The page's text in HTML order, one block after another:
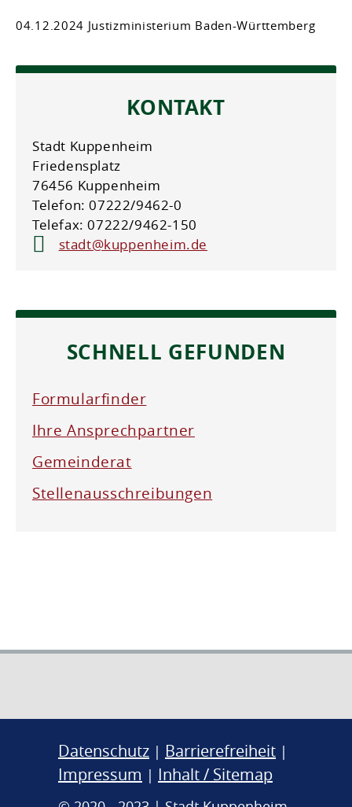
04.12.2024 Justizministerium Baden-Württemberg
KONTAKT
Stadt Kuppenheim
Friedensplatz
76456 Kuppenheim
Telefon: 07222/9462-0
Telefax: 07222/9462-150
stadt@kuppenheim.de
SCHNELL GEFUNDEN
Formularfinder
Ihre Ansprechpartner
Gemeinderat
Stellenausschreibungen
Datenschutz | Barrierefreiheit |
Impressum | Inhalt / Sitemap